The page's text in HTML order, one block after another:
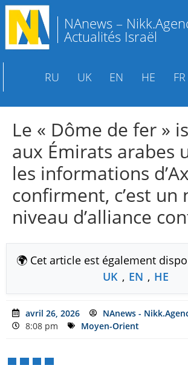
NAnews –
Actualités Israël
RU UK EN HE FR
Le « Dôme de fer »
aux Émirats arabes
les informations
confirment, c’est un
niveau d’alliance
🌍 Cet article est également
UK , EN , HE
avril 26, 2026
NAnews -
8:08 pm
Moyen-Orient